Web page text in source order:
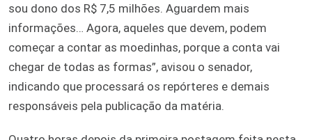
sou dono dos R$ 7,5 milhões. Aguardem mais
informações… Agora, aqueles que devem, podem
começar a contar as moedinhas, porque a conta vai
chegar de todas as formas”, avisou o senador,
indicando que processará os repórteres e demais
responsáveis pela publicação da matéria.